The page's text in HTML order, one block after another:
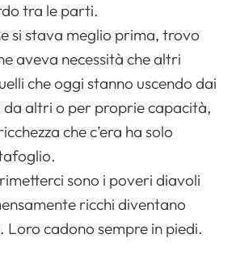
tra le parti.
si stava meglio prima, trovo
aveva necessità che altri
che oggi stanno uscendo dai
altri o per proprie capacità,
che c’era ha solo
sono i poveri diavoli
ricchi diventano
Loro cadono sempre in piedi.